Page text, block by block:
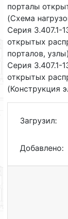
порталы
(Схема
Серия 3.407.1-
открытых
порталов, узлы)
Серия 3.407.1-
открытых
(Конструкция
Загрузил:
Добавлено: